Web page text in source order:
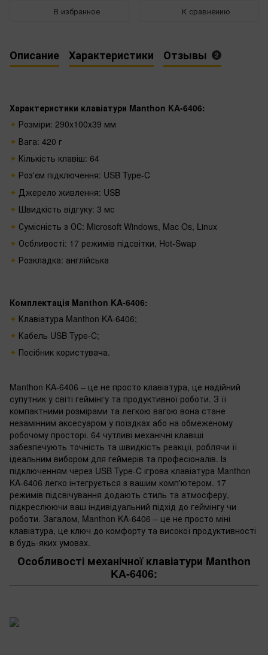
В избранное К сравнению
Описание Характеристики Отзывы 2
Характеристики клавіатури Manthon KA-6406:
Розміри: 290х100х39 мм
Вага: 420 г
Кількість клавіш: 64
Роз'єм підключення: USB Type-C
Джерело живлення: USB
Швидкість відгуку: 3 мс
Сумісність з ОС: Microsoft Windows, Mac Os, Linux
Осбливості: 17 режимів підсвітки, Hot-Swap
Розкладка: англійська
Комплектація Manthon KA-6406:
Клавіатура Manthon KA-6406;
Кабель USB Type-C;
Посібник користувача.
Manthon KA-6406 – це не просто клавіатура, це надійний
супутник у світі геймінгу та продуктивної роботи. З її
компактними розмірами та легкою вагою вона стане
незамінним аксесуаром у поїздках або на обмеженому
робочому просторі. 64 чутливі механічні клавіші
забезпечують точність та швидкість реакції, роблячи її
ідеальним вибором для геймерів та професіоналів. Із
підключенням через USB Type-C ігрова клавіатура Manthon
KA-6406 легко інтегрується з вашим комп'ютером. 17
режимів підсвічування додають стиль та атмосферу,
підкреслюючи ваш індивідуальний підхід до геймінгу чи
роботи. Загалом, Manthon KA-6406 – це не просто міні
клавіатура, це ключ до комфорту та високої продуктивності
в будь-яких умовах.
Особливості механічної клавіатури Manthon
KA-6406: